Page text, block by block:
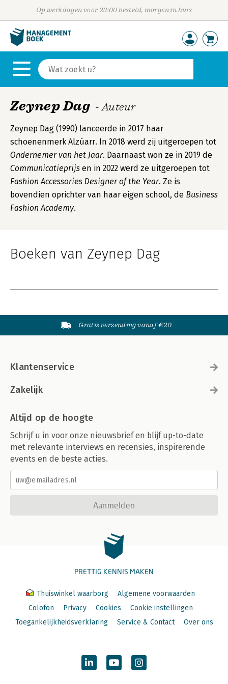
Op werkdagen voor 23:00 besteld, morgen in huis
Zeynep Dag - Auteur
Zeynep Dag (1990) lanceerde in 2017 haar
schoenenmerk Alzúarr. In 2018 werd zij uitgeroepen tot
Ondernemer van het Jaar. Daarnaast won ze in 2019 de
Communicatieprijs en in 2022 werd ze uitgeroepen tot
Fashion Accessories Designer of the Year. Ze is
bovendien oprichter van haar eigen school, de Business
Fashion Academy.
Boeken van Zeynep Dag
Gratis verzending vanaf €20
Klantenservice
Zakelijk
Altijd op de hoogte
Schrijf u in voor onze nieuwsbrief en blijf up-to-date
met relevante interviews en recensies, inspirerende
events en de beste acties.
Aanmelden
PRETTIG KENNIS MAKEN
Thuiswinkel waarborg
Algemene voorwaarden
Colofon
Privacy Cookies
Cookie instellingen
Toegankelijkheidsverklaring
Service & Contact Over ons